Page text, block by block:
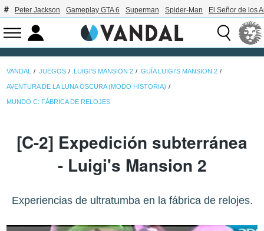
Peter Jackson Gameplay GTA 6 Superman Spider-Man El Señor de los
VANDAL JUEGOS LUIGI'S MANSION 2 GUÍA LUIGI'S MANSION 2
AVENTURA DE LA LUNA OSCURA (MODO HISTORIA)
MUNDO C: FÁBRICA DE RELOJES
[C-2] Expedición subterránea
- Luigi's Mansion 2
Experiencias de ultratumba en la fábrica de relojes.